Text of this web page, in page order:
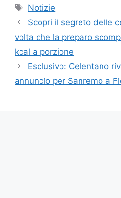
Tag
Notizie
Scopri il segreto delle
volta che la preparo
kcal a porzione
Esclusivo: Celentano
annuncio per Sanremo a